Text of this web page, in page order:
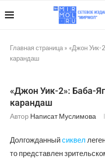
Главная страница » «Джон Уик-
карандаш
«Джон Уик-2»: Баба-
карандаш
Автор Написат Муслимова
Долгожданныйсиквел
то представлен